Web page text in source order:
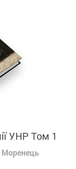
УНР Том 1
Моренець